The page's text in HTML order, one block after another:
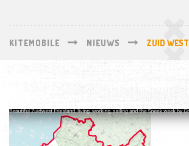
KITEMOBILE NIEUWS ZUID